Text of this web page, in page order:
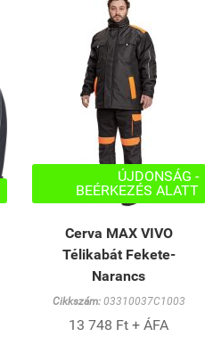
ÚJDONSÁG -
BEÉRKEZÉS ALATT
Cerva MAX VIVO
Télikabát Fekete-
Narancs
Cikkszám:03310037C1003
13 748 Ft + ÁFA